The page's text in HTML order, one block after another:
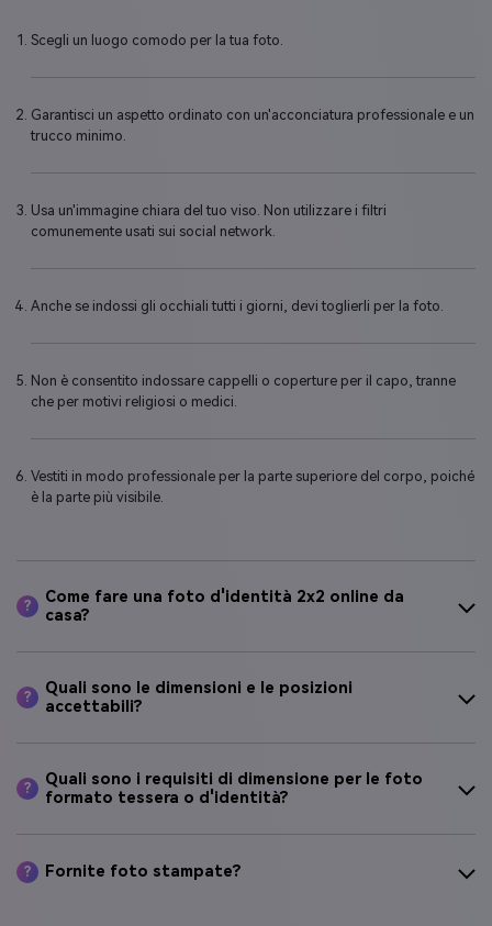
Scegli un luogo comodo per la tua foto.
Garantisci un aspetto ordinato con un'acconciatura professionale e un
trucco minimo.
Usa un'immagine chiara del tuo viso. Non utilizzare i filtri
comunemente usati sui social network.
Anche se indossi gli occhiali tutti i giorni, devi toglierli per la foto.
Non è consentito indossare cappelli o coperture per il capo, tranne
che per motivi religiosi o medici.
Vestiti in modo professionale per la parte superiore del corpo, poiché
è la parte più visibile.
?
Come fare una foto d'identità 2x2 online da
casa?
?
Quali sono le dimensioni e le posizioni
accettabili?
?
Quali sono i requisiti di dimensione per le foto
formato tessera o d'identità?
? Fornite foto stampate?